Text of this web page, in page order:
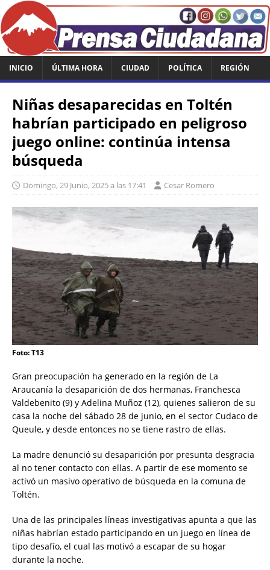
INICIO ÚLTIMA HORA CIUDAD POLÍTICA REGIÓN
Niñas desaparecidas en Toltén
habrían participado en peligroso
juego online: continúa intensa
búsqueda
Domingo, 29 Junio, 2025 a las 17:41 Cesar Romero
Foto: T13
Gran preocupación ha generado en la región de La
Araucanía la desaparición de dos hermanas, Franchesca
Valdebenito (9) y Adelina Muñoz (12), quienes salieron de su
casa la noche del sábado 28 de junio, en el sector Cudaco de
Queule, y desde entonces no se tiene rastro de ellas.
La madre denunció su desaparición por presunta desgracia
al no tener contacto con ellas. A partir de ese momento se
activó un masivo operativo de búsqueda en la comuna de
Toltén.
Una de las principales líneas investigativas apunta a que las
niñas habrían estado participando en un juego en línea de
tipo desafío, el cual las motivó a escapar de su hogar
durante la noche.